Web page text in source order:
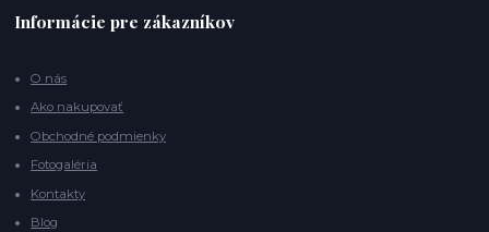
Informácie pre zákazníkov
O nás
Ako nakupovať
Obchodné podmienky
Fotogaléria
Kontakty
Blog